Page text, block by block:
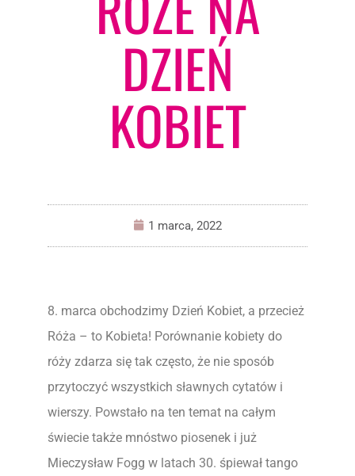
DZIEŃ
KOBIET
1 marca, 2022
8. marca obchodzimy Dzień Kobiet, a przecież
Róża – to Kobieta! Porównanie kobiety do
róży zdarza się tak często, że nie sposób
przytoczyć wszystkich sławnych cytatów i
wierszy. Powstało na ten temat na całym
świecie także mnóstwo piosenek i już
Mieczysław Fogg w latach 30. śpiewał tango